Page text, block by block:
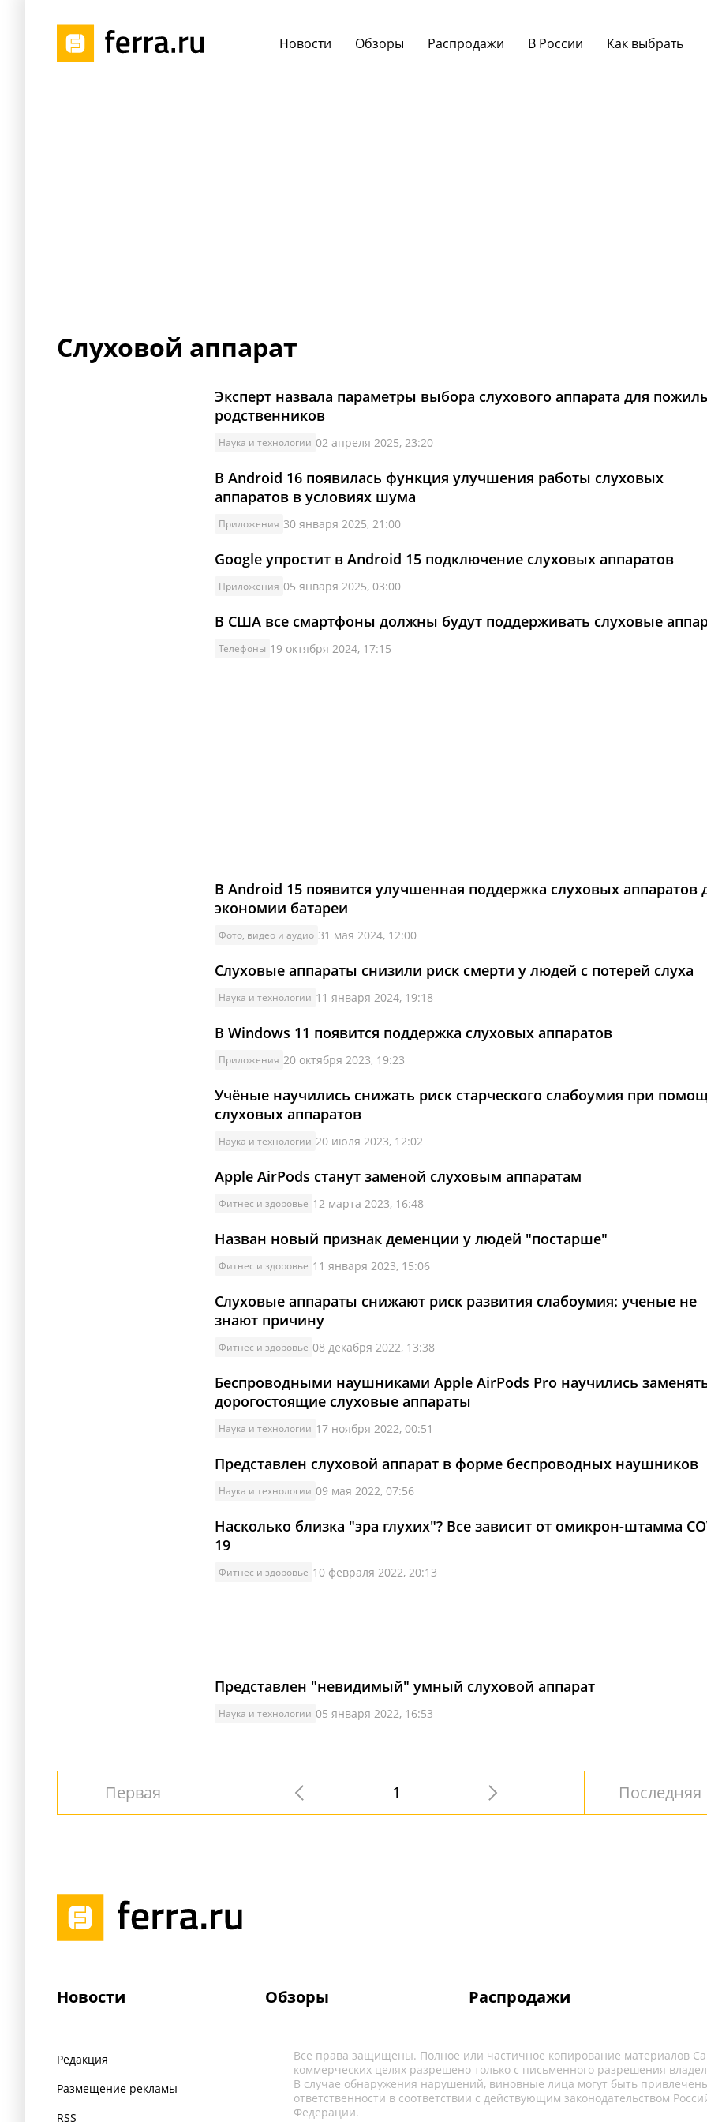
Новости Обзоры Распродажи В России Как выбрать
Слуховой аппарат
Эксперт назвала параметры выбора слухового аппарата для
родственников
Наука и технологии 02 апреля 2025, 23:20
В Android 16 появилась функция улучшения работы слуховых
аппаратов в условиях шума
Приложения 30 января 2025, 21:00
Google упростит в Android 15 подключение слуховых аппаратов
Приложения 05 января 2025, 03:00
В США все смартфоны должны будут поддерживать слуховые
Телефоны 19 октября 2024, 17:15
В Android 15 появится улучшенная поддержка слуховых аппаратов
экономии батареи
Фото, видео и аудио 31 мая 2024, 12:00
Слуховые аппараты снизили риск смерти у людей с потерей слуха
Наука и технологии 11 января 2024, 19:18
В Windows 11 появится поддержка слуховых аппаратов
Приложения 20 октября 2023, 19:23
Учёные научились снижать риск старческого слабоумия при
слуховых аппаратов
Наука и технологии 20 июля 2023, 12:02
Apple AirPods станут заменой слуховым аппаратам
Фитнес и здоровье 12 марта 2023, 16:48
Назван новый признак деменции у людей "постарше"
Фитнес и здоровье 11 января 2023, 15:06
Слуховые аппараты снижают риск развития слабоумия: ученые не
знают причину
Фитнес и здоровье 08 декабря 2022, 13:38
Беспроводными наушниками Apple AirPods Pro научились
дорогостоящие слуховые аппараты
Наука и технологии 17 ноября 2022, 00:51
Представлен слуховой аппарат в форме беспроводных наушников
Наука и технологии 09 мая 2022, 07:56
Насколько близка "эра глухих"? Все зависит от омикрон-штамма
19
Фитнес и здоровье 10 февраля 2022, 20:13
Представлен "невидимый" умный слуховой аппарат
Наука и технологии 05 января 2022, 16:53
Первая 1 Последняя
Новости Обзоры Распродажи
Редакция
Размещение рекламы
RSS
Все права защищены. Полное или частичное копирование материалов
коммерческих целях разрешено только с письменного разрешения
В случае обнаружения нарушений, виновные лица могут быть
ответственности в соответствии с действующим законодательством
Федерации.